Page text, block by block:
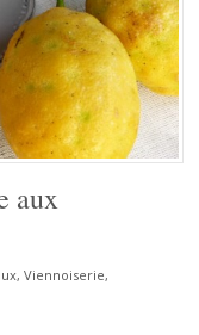
aux
Viennoiserie,